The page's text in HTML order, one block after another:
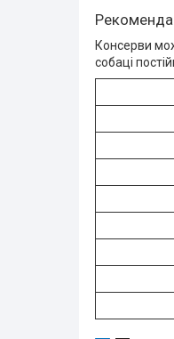
Консерви
собаці